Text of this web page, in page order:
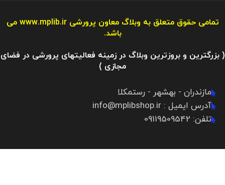
تمامی حقوق متعلق به وبلاگ معاون پرورشیwww.mplib.ir می
باشد.
( بزرگترین و بروزترین وبلاگ در زمینه فعالیتهای پرورشی در فضای
مجازی )
مازندران - بهشهر - رستمکلا
آدرس ایمیل : info@mplibshop.ir
تلفن: 09119509542​